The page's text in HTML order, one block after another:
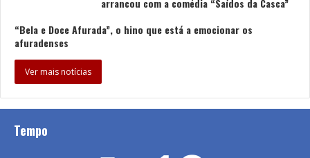
No âmbito da segunda fase de desconfinamento por
segunda-feira, os restaurantes, pastelarias e cafés com
esplanada reabriram, mas com grupos limitados a um
máximo de quatro pessoas por mesa, encerrando às
arrancou com a comédia “Saídos da Casca”
“Bela e Doce Afurada”, o hino que está a emocionar os
afuradenses
Ver mais notícias
Tempo